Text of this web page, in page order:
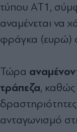
τύπου ΑΤ1,
αναμένεται να
φράγκα (ευρώ)
Τώρα
τράπεζα, καθώς
ανταγωνισμό